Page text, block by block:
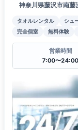
神奈川県藤沢市南
タオルレンタル シュ
完全個室
無料体験
営業時間
7:00〜24:00